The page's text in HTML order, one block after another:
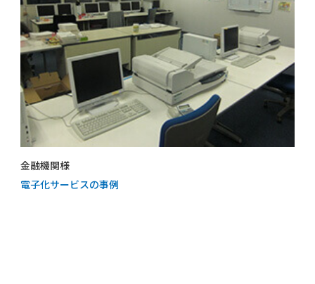
金融機関様
電子化サービスの事例